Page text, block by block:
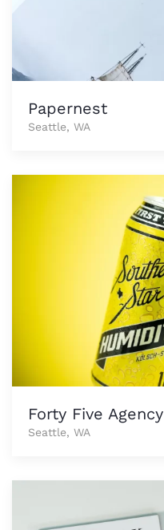
Papernest
Seattle, WA
Forty Five Agency
Seattle, WA